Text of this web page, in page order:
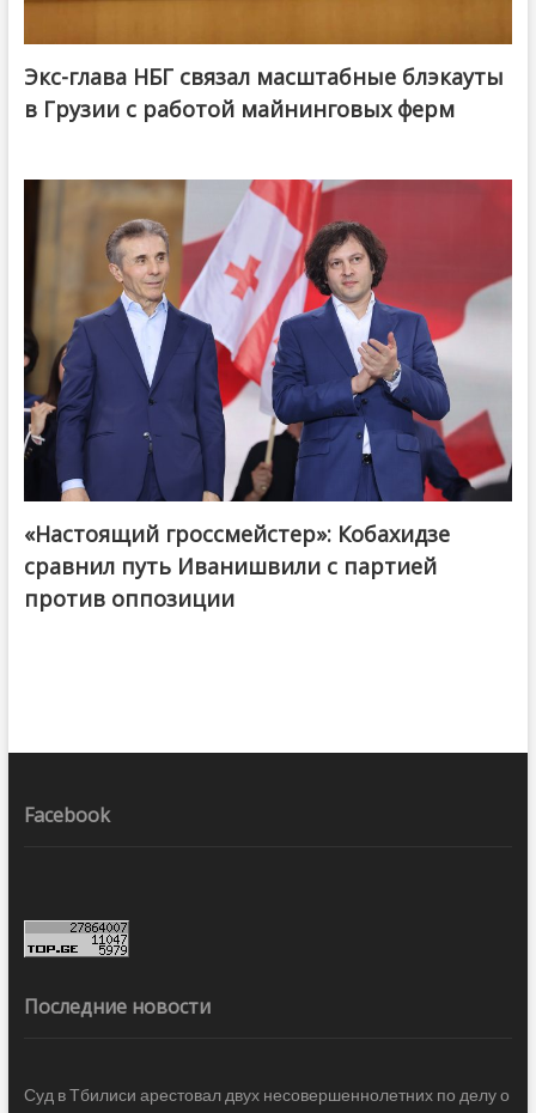
Экс-глава НБГ связал масштабные блэкауты
в Грузии с работой майнинговых ферм
@ქართული ოცნება / Georgian Dream
«Настоящий гроссмейстер»: Кобахидзе
сравнил путь Иванишвили с партией
против оппозиции
Facebook
Последние новости
Суд в Тбилиси арестовал двух несовершеннолетних по делу о